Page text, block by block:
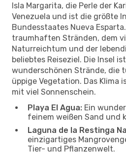
Isla Margarita, die Perle der
Venezuela und ist die größte
Bundesstaates Nueva
traumhaften Stränden, dem
Naturreichtum und der
beliebtes Reiseziel. Die Insel
wunderschönen Strände, die
üppige Vegetation. Das Klima
mit viel Sonnenschein.
Playa El Agua: Ein
feinem weißen Sand und
Laguna de la Restinga
einzigartiges
Tier- und Pflanzenwelt.